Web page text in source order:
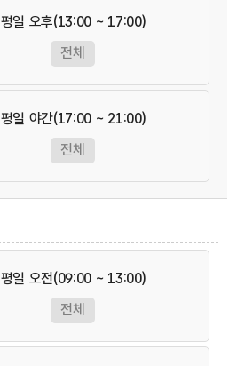
평일 오후(13:00 ~ 17:00)
전체
평일 야간(17:00 ~ 21:00)
전체
평일 오전(09:00 ~ 13:00)
전체